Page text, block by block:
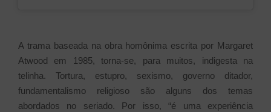
A trama baseada na obra homônima escrita por Margaret
Atwood em 1985, torna-se, para muitos, indigesta na
telinha. Tortura, estupro, sexismo, governo ditador,
fundamentalismo religioso são alguns dos temas
abordados no seriado. Por isso, “é uma experiência